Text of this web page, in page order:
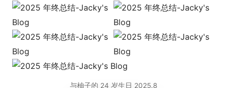
与柚子的 24 岁生日 2025.8